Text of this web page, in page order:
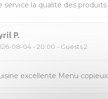
service la qualité des
P
08-04 - 20:00 - Guests 2
excellente Menu